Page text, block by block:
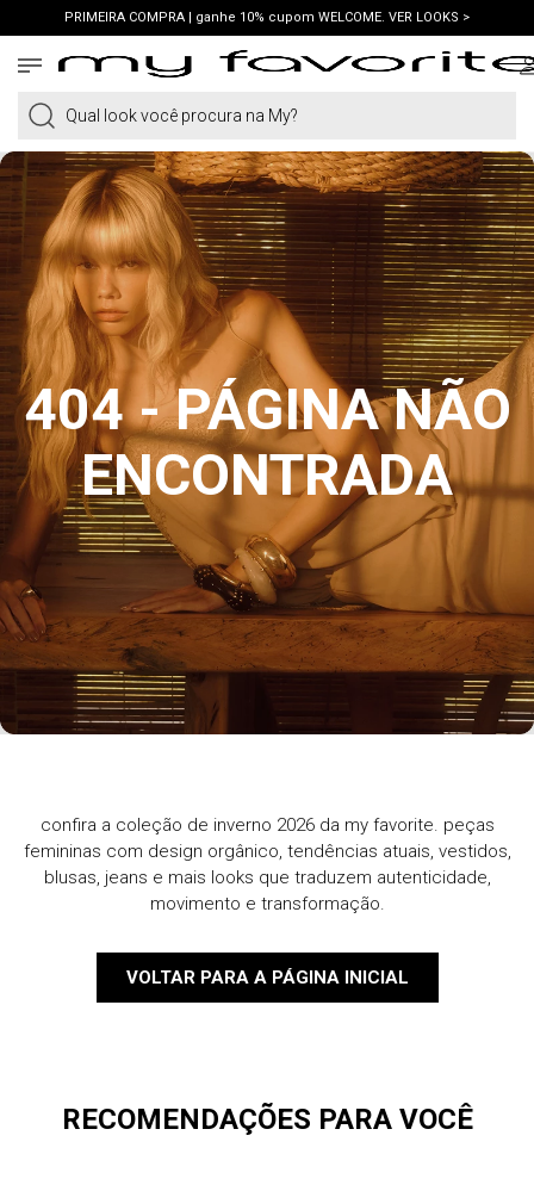
PRIMEIRA COMPRA | ganhe 10% cupom WELCOME. VER LOOKS >
FRETE GRÁTIS | em compras a partir de R$419. AMEI >
Qual look você procura na My?
404 - PÁGINA NÃO
ENCONTRADA
confira a coleção de inverno 2026 da my favorite. peças
femininas com design orgânico, tendências atuais, vestidos,
blusas, jeans e mais looks que traduzem autenticidade,
movimento e transformação.
VOLTAR PARA A PÁGINA INICIAL
RECOMENDAÇÕES PARA VOCÊ